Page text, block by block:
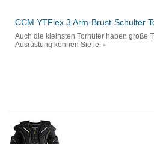
CCM YTFlex 3 Arm-Brust-Schulter
Auch die kleinsten Torhüter haben große
Ausrüstung können Sie le.